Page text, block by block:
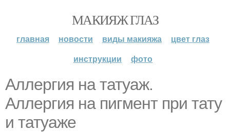
МАКИЯЖ ГЛАЗ
главная новости виды макияжа
цвет глаз
инструкции
фото
Аллергия на татуаж.
Аллергия на пигмент при тату
и татуаже